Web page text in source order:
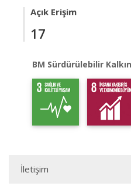
Açık Erişim
17
BM Sürdürülebilir
İletişim